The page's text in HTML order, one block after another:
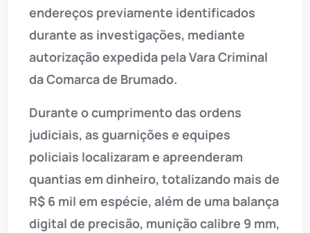
endereços previamente identificados
durante as investigações, mediante
autorização expedida pela Vara Criminal
da Comarca de Brumado.
Durante o cumprimento das ordens
judiciais, as guarnições e equipes
policiais localizaram e apreenderam
quantias em dinheiro, totalizando mais de
R$ 6 mil em espécie, além de uma balança
digital de precisão, munição calibre 9 mm,